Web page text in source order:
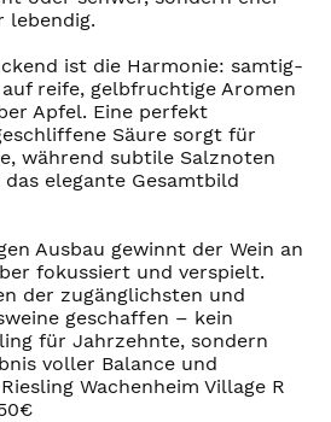
lebendig.
ist die Harmonie: samtig-
reife, gelbfruchtige Aromen
Apfel. Eine perfekt
Säure sorgt für
während subtile Salznoten
elegante Gesamtbild
Ausbau gewinnt der Wein an
fokussiert und verspielt.
der zugänglichsten und
geschaffen – kein
für Jahrzehnte, sondern
voller Balance und
Wachenheim Village R